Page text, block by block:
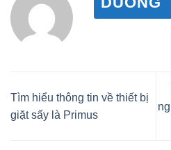
Tìm hiểu thông tin về thiết bị
giặt sấy là Primus